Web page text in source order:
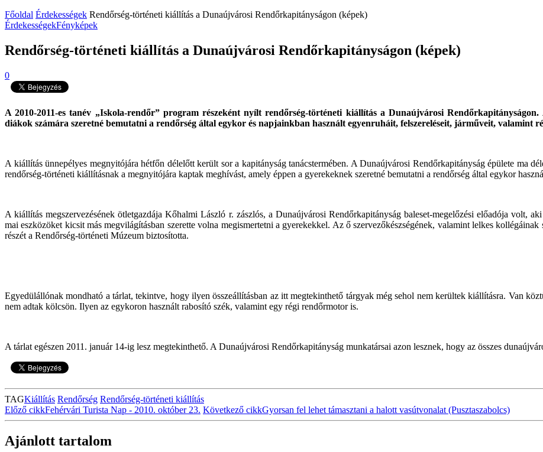
Főoldal Érdekességek Rendőrség-történeti kiállítás a Dunaújvárosi Rendőrkapitányságon (képek)
ÉrdekességekFényképek
Rendőrség-történeti kiállítás a Dunaújvárosi Rendőrkapitányságon (képek)
0
A 2010-2011-es tanév „Iskola-rendőr” program részeként nyílt rendőrség-történeti kiállítás a Dunaújvárosi
diákok számára szeretné bemutatni a rendőrség által egykor és napjainkban használt egyenruháit, felszereléseit, járműveit, valamint
A kiállítás ünnepélyes megnyitójára hétfőn délelőtt került sor a kapitányság tanácstermében. A Dunaújvárosi Rendőrkapitányság épülete ma
rendőrség-történeti kiállításnak a megnyitójára kaptak meghívást, amely éppen a gyerekeknek szeretné bemutatni a rendőrség által egykor
A kiállítás megszervezésének ötletgazdája Kőhalmi László r. zászlós, a Dunaújvárosi Rendőrkapitányság baleset-megelőzési előadója volt,
mai eszközöket kicsit más megvilágításban szerette volna megismertetni a gyerekekkel. Az ő szervezőkészségének, valamint lelkes
részét a Rendőrség-történeti Múzeum biztosította.
Egyedülállónak mondható a tárlat, tekintve, hogy ilyen összeállításban az itt megtekinthető tárgyak még sehol nem kerültek kiállításra. Van
nem adtak kölcsön. Ilyen az egykoron használt rabosító szék, valamint egy régi rendőrmotor is.
A tárlat egészen 2011. január 14-ig lesz megtekinthető. A Dunaújvárosi Rendőrkapitányság munkatársai azon lesznek, hogy az összes
TAGKiállítás Rendőrség Rendőrség-történeti kiállítás
Előző cikkFehérvári Turista Nap - 2010. október 23. Következő cikkGyorsan fel lehet támasztani a halott vasútvonalat (Pusztaszabolcs)
Ajánlott tartalom